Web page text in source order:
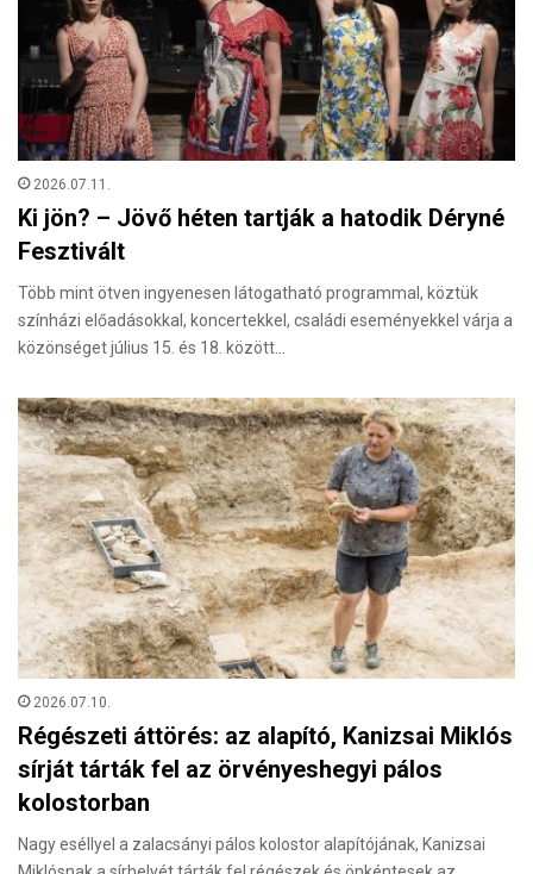
2026.07.11.
Ki jön? – Jövő héten tartják a hatodik Déryné
Fesztivált
Több mint ötven ingyenesen látogatható programmal, köztük
színházi előadásokkal, koncertekkel, családi eseményekkel várja a
közönséget július 15. és 18. között…
2026.07.10.
Régészeti áttörés: az alapító, Kanizsai Miklós
sírját tárták fel az örvényeshegyi pálos
kolostorban
Nagy eséllyel a zalacsányi pálos kolostor alapítójának, Kanizsai